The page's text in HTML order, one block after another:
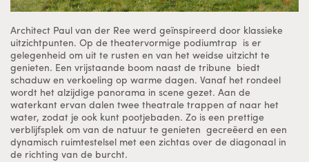
Architect Paul van der Ree werd geïnspireerd door klassieke
uitzichtpunten. Op de theatervormige podiumtrap is er
gelegenheid om uit te rusten en van het weidse uitzicht te
genieten. Een vrijstaande boom naast de tribune biedt
schaduw en verkoeling op warme dagen. Vanaf het rondeel
wordt het alzijdige panorama in scene gezet. Aan de
waterkant ervan dalen twee theatrale trappen af naar het
water, zodat je ook kunt pootjebaden. Zo is een prettige
verblijfsplek om van de natuur te genieten gecreëerd en een
dynamisch ruimtestelsel met een zichtas over de diagonaal in
de richting van de burcht.